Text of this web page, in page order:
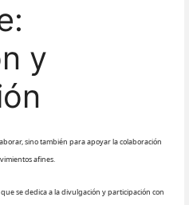
y
sino también para apoyar la colaboración
afines.
se dedica a la divulgación y participación con